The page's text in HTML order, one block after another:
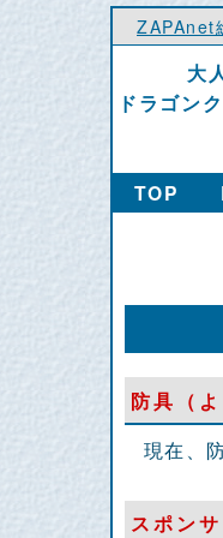
ZAPAnet
大
ドラゴン
TOP
防具（
現在、
スポン